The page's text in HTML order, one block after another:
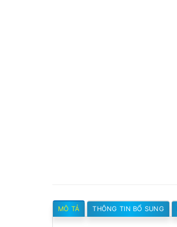
MÔ TẢ THÔNG TIN BỔ SUNG